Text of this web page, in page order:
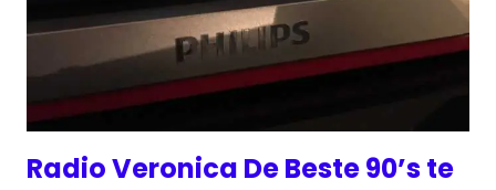
Radio Veronica De Beste 90’s te